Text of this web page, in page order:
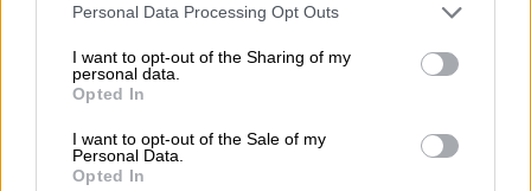
Personal Data Processing Opt Outs
I want to opt-out of the Sharing of my
personal data.
Opted In
I want to opt-out of the Sale of my
Personal Data.
Opted In
05.08.2026 - 12:11
Αντώνης Βουκλαρής - «ΕΡΡΙΚΟΣ ΝΤΥΝΑΝ»
05.08.2026 - 11:30
Η νέα εποχή στην εκπαίδευση των ασφαλιστικών
διαμεσολαβητών